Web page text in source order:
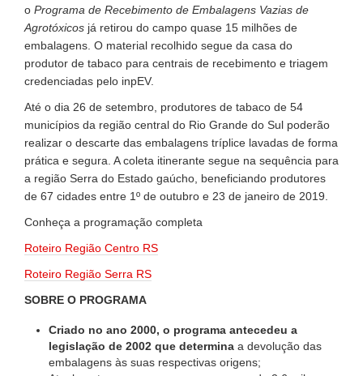
o Programa de Recebimento de Embalagens Vazias de
Agrotóxicos já retirou do campo quase 15 milhões de
embalagens. O material recolhido segue da casa do
produtor de tabaco para centrais de recebimento e triagem
credenciadas pelo inpEV.
Até o dia 26 de setembro, produtores de tabaco de 54
municípios da região central do Rio Grande do Sul poderão
realizar o descarte das embalagens tríplice lavadas de forma
prática e segura. A coleta itinerante segue na sequência para
a região Serra do Estado gaúcho, beneficiando produtores
de 67 cidades entre 1º de outubro e 23 de janeiro de 2019.
Conheça a programação completa
Roteiro Região Centro RS
Roteiro Região Serra RS
SOBRE O PROGRAMA
Criado no ano 2000, o programa antecedeu a
legislação de 2002 que determina a devolução das
embalagens às suas respectivas origens;